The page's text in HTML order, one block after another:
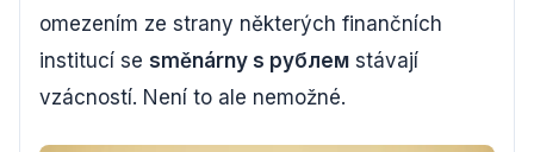
omezením ze strany některých finančních
institucí se směnárny s рублем stávají
vzácností. Není to ale nemožné.